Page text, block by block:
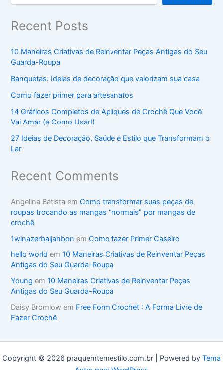
Recent Posts
10 Maneiras Criativas de Reinventar Peças Antigas do Seu
Guarda-Roupa
Banquetas: Ideias de decoração que valorizam sua casa
Como fazer primer para artesanatos
14 Gráficos Completos de Apliques de Crochê Que Você
Vai Amar (e Como Usar!)
27 Ideias de Decoração, Saúde e Estilo que Transformam o
Lar
Recent Comments
Angelina Batista em Como transformar suas peças de
roupas trocando as mangas “normais” por mangas de
crochê
1winazerbaijanbon em Como fazer Primer Caseiro
hello world em10 Maneiras Criativas de Reinventar Peças
Antigas do Seu Guarda-Roupa
Young em10 Maneiras Criativas de Reinventar Peças
Antigas do Seu Guarda-Roupa
Daisy Bromlow em Free Form Crochet : A Forma Livre de
Fazer Crochê
Copyright © 2026 praquemtemestilo.com.br | Powered by Tema